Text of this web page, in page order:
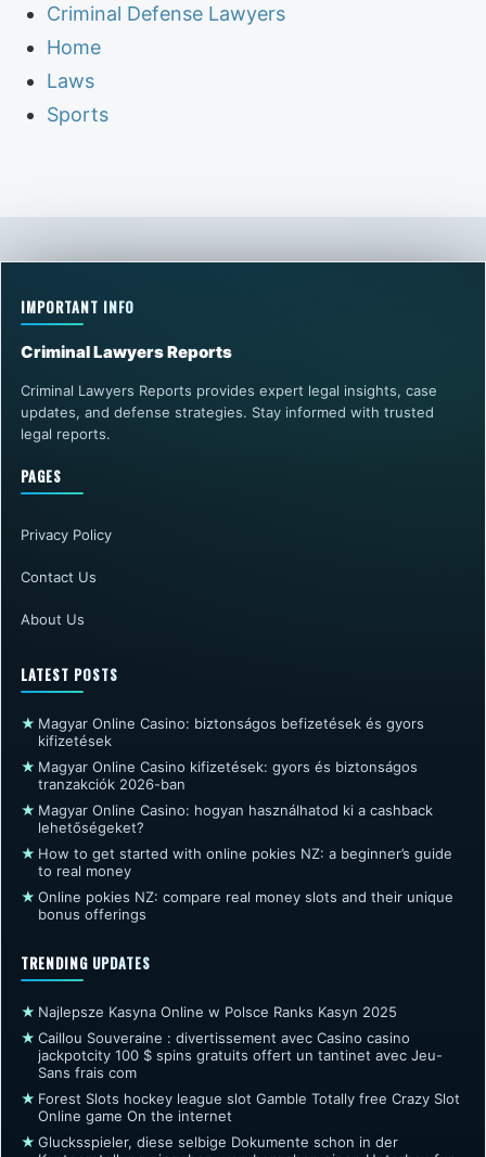
Criminal Defense Lawyers
Home
Laws
Sports
IMPORTANT INFO
Criminal Lawyers Reports
Criminal Lawyers Reports provides expert legal insights, case
updates, and defense strategies. Stay informed with trusted
legal reports.
PAGES
Privacy Policy
Contact Us
About Us
LATEST POSTS
★ Magyar Online Casino: biztonságos befizetések és gyors
kifizetések
★ Magyar Online Casino kifizetések: gyors és biztonságos
tranzakciók 2026-ban
★ Magyar Online Casino: hogyan használhatod ki a cashback
lehetőségeket?
★ How to get started with online pokies NZ: a beginner’s guide
to real money
★ Online pokies NZ: compare real money slots and their unique
bonus offerings
TRENDING UPDATES
★ Najlepsze Kasyna Online w Polsce Ranks Kasyn 2025
★ Caillou Souveraine : divertissement avec Casino casino
jackpotcity 100 $ spins gratuits offert un tantinet avec Jeu-
Sans frais com
★ Forest Slots hockey league slot Gamble Totally free Crazy Slot
Online game On the internet
★ Glucksspieler, diese selbige Dokumente schon in der